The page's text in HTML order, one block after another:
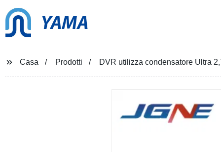
YAMA
Casa Prodotti DVR utilizza condensatore Ultra